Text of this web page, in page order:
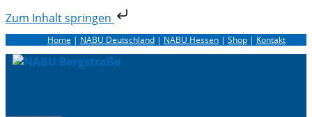
Zum Inhalt springen
Zum
Inhalt
springen
Home | NABU Deutschland | NABU Hessen | Shop | Kontakt